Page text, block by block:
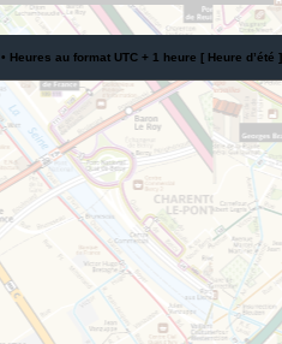
• Heures au format UTC + 1 heure [ Heure d’été ]